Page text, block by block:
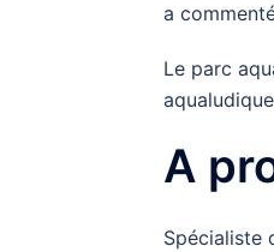
a
Le parc
A
Spécialiste